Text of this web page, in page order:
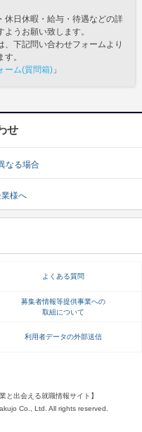
休日休暇・給与・待遇などの詳
うお願い致します。
下記問い合わせフォームより
。
ーム(質問箱) 」
せ
なる場合
様へ
よくある質問
募集者情報等提供事業への
取組について
利用者データの外部送信
業と出会える就職情報サイト】
Co., Ltd. All rights reserved.